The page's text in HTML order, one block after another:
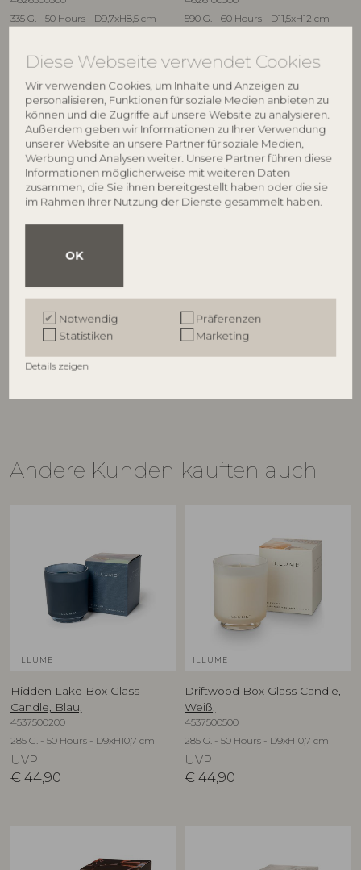
Diese Webseite verwendet Cookies
Wir verwenden Cookies, um Inhalte und Anzeigen zu
personalisieren, Funktionen für soziale Medien anbieten zu
können und die Zugriffe auf unsere Website zu analysieren.
Außerdem geben wir Informationen zu Ihrer Verwendung
unserer Website an unsere Partner für soziale Medien,
Werbung und Analysen weiter. Unsere Partner führen diese
Informationen möglicherweise mit weiteren Daten
zusammen, die Sie ihnen bereitgestellt haben oder die sie
im Rahmen Ihrer Nutzung der Dienste gesammelt haben.
OK
Notwendig
Präferenzen
Statistiken
Marketing
Details zeigen
335 G. - 50 Hours - D9,7xH8,5 cm
34,90
590 G. - 60 Hours - D11,5xH12 cm
64,90
Hinoki Sage Duftdiffuser,
4536300300
88,7 ML. - 9 Reeds - D8xH7 cm
UVP
4537534100
285 G. - 50 Hours - D9xH10,7 cm
UVP
Andere Kunden kauften auch
ILLUME
Hidden Lake Box Glass
Candle, Blau,
4537500200
285 G. - 50 Hours - D9xH10,7 cm
UVP
€ 44,90
ILLUME
Driftwood Box Glass Candle,
Weiß,
4537500500
285 G. - 50 Hours - D9xH10,7 cm
UVP
€ 44,90